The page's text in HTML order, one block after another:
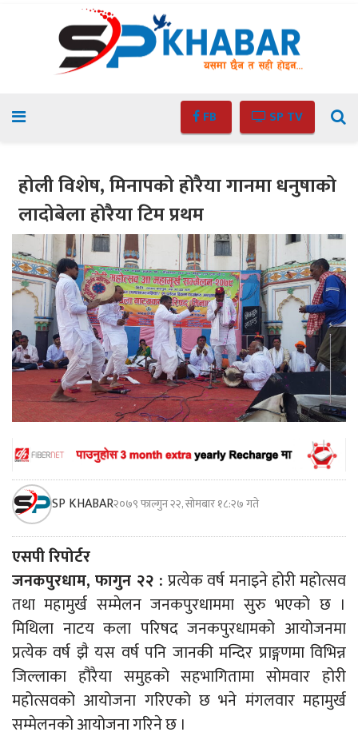
FB SP TV
होली विशेष, मिनापको होरैया गानमा धनुषाको
लादोबेला होरैया टिम प्रथम
SP KHABAR२०७९ फाल्गुन २२, सोमबार १८:२७ गते
एसपी रिपोर्टर
जनकपुरधाम, फागुन २२ : प्रत्येक वर्ष मनाइने होरी महोत्सव
तथा महामुर्ख सम्मेलन जनकपुरधाममा सुरु भएको छ ।
मिथिला नाटय कला परिषद जनकपुरधामको आयोजनमा
प्रत्येक वर्ष झै यस वर्ष पनि जानकी मन्दिर प्राङ्गणमा विभिन्न
जिल्लाका हौरैया समुहको सहभागितामा सोमवार होरी
महोत्सवको आयोजना गरिएको छ भने मंगलवार महामुर्ख
सम्मेलनको आयोजना गरिने छ ।